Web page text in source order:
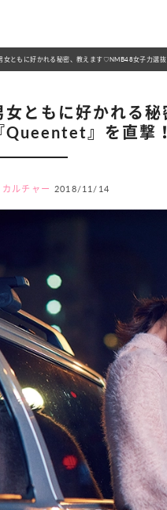
女ともに好かれる秘密、教えます♡NMB48女子力選抜
女ともに好かれる
Queentet』を直撃！
カルチャー 2018/11/14